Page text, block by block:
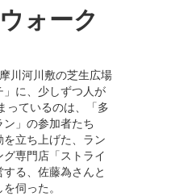
ォーク
川河川敷の芝生広場
」に、少しずつ人が
っているのは、「多
」の参加者たち
立ち上げた、ラン
専門店「ストライ
る、佐藤為さんと
伺った。